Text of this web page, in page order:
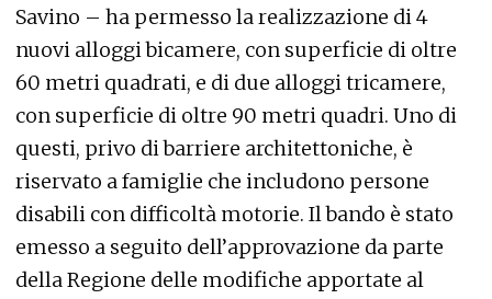
Savino – ha permesso la realizzazione di 4
nuovi alloggi bicamere, con superficie di oltre
60 metri quadrati, e di due alloggi tricamere,
con superficie di oltre 90 metri quadri. Uno di
questi, privo di barriere architettoniche, è
riservato a famiglie che includono persone
disabili con difficoltà motorie. Il bando è stato
emesso a seguito dell’approvazione da parte
della Regione delle modifiche apportate al